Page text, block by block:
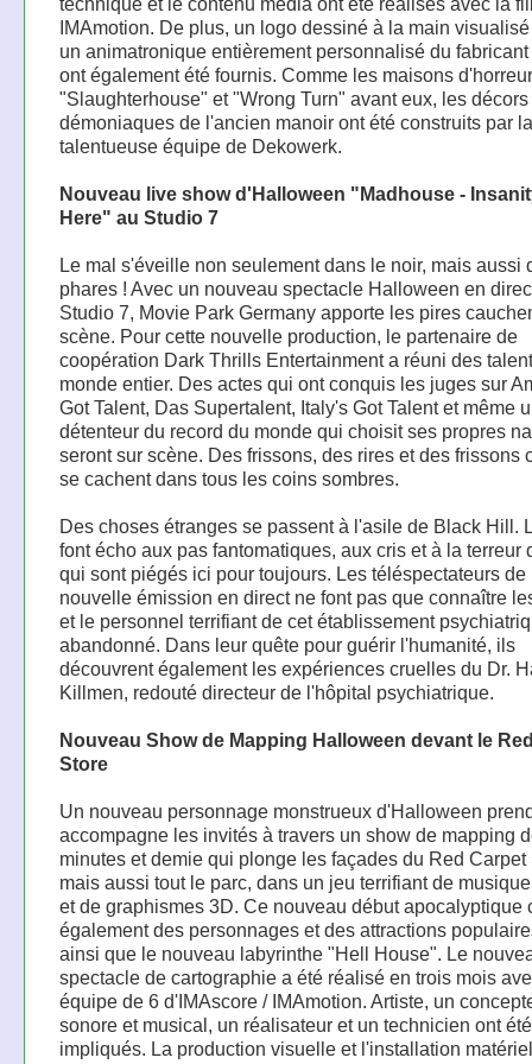
IMAmotion. De plus, un logo dessiné à la main
un animatronique entièrement personnalisé du
ont également été fournis. Comme les maisons d'horreur
"Slaughterhouse" et "Wrong Turn" avant eux, les décors
démoniaques de l'ancien manoir ont été construits par la
talentueuse équipe de Dekowerk.
Nouveau live show d'Halloween "Madhouse -
Here" au Studio 7
Le mal s'éveille non seulement dans le noir, mais aussi
phares ! Avec un nouveau spectacle Halloween en
Studio 7, Movie Park Germany apporte les pires
scène. Pour cette nouvelle production, le partenaire de
coopération Dark Thrills Entertainment a réuni des
monde entier. Des actes qui ont conquis les juges sur
Got Talent, Das Supertalent, Italy's Got Talent et même
détenteur du record du monde qui choisit ses propres
seront sur scène. Des frissons, des rires et des frissons
se cachent dans tous les coins sombres.
Des choses étranges se passent à l'asile de Black Hill.
font écho aux pas fantomatiques, aux cris et à la terreur
qui sont piégés ici pour toujours. Les téléspectateurs de
nouvelle émission en direct ne font pas que connaître
et le personnel terrifiant de cet établissement
abandonné. Dans leur quête pour guérir l'humanité, ils
découvrent également les expériences cruelles du Dr.
Killmen, redouté directeur de l'hôpital psychiatrique.
Nouveau Show de Mapping Halloween devant le
Store
Un nouveau personnage monstrueux d'Halloween
accompagne les invités à travers un show de mapping
minutes et demie qui plonge les façades du Red Carpet
mais aussi tout le parc, dans un jeu terrifiant de
et de graphismes 3D. Ce nouveau début apocalyptique
également des personnages et des attractions
ainsi que le nouveau labyrinthe "Hell House". Le
spectacle de cartographie a été réalisé en trois mois
équipe de 6 d'IMAscore / IMAmotion. Artiste, un
sonore et musical, un réalisateur et un technicien ont été
impliqués. La production visuelle et l'installation